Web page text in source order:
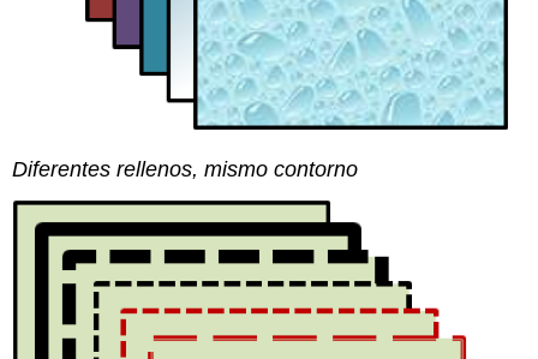
Diferentes rellenos, mismo contorno